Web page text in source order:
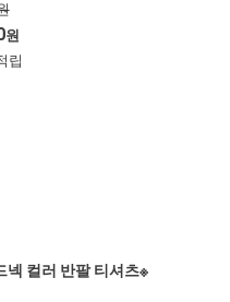
원
립
넥 컬러 반팔 티셔츠※